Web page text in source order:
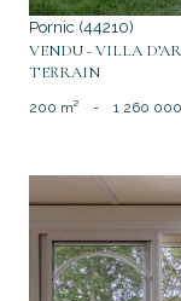
Pornic (44210)
VENDU - VILLA
TERRAIN
200 m² - 1 260